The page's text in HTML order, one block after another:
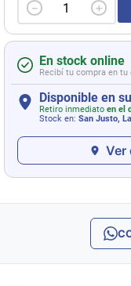
＋
－
En stock online
Recibí tu compra en
Disponible en
Retiro inmediato en el
Stock en: San Justo,
Ver